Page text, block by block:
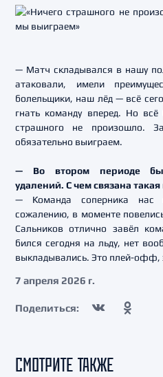
— Матч складывался в нашу
атаковали, имели
болельщики, наш лёд — всё
гнать команду вперед. Но
страшного не произошло.
обязательно выиграем.
— Во втором периоде
удалений. С чем связана
— Команда соперника
сожалению, в моменте
Сальников отлично завёл
бился сегодня на льду, нет
выкладывались. Это плей-офф,
7 апреля 2026 г.
Поделиться:
СМОТРИТЕ ТАКЖЕ